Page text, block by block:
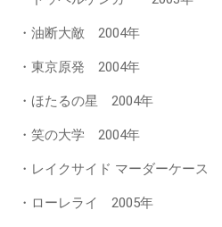
・油断大敵 2004年
・東京原発 2004年
・ほたるの星 2004年
・笑の大学 2004年
・レイクサイド マーダーケース
・ローレライ 2005年